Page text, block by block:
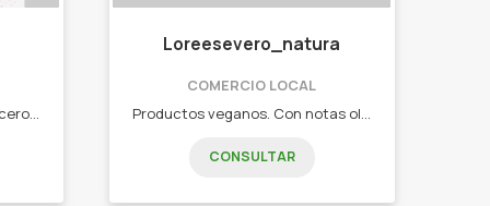
Emprendimiento familiar de Acero, Bijou y macramé ❣️ Anillos - pulseras - Aros - Abridores - Dijes.
Loreesevero_natura
COMERCIO LOCAL
Productos veganos. Con notas olfativas que perduran a través de las horas. Natura ♡ - Perfumes. - Colonias. - Maquillaje. - Hidratantes. - Jabones y demás.
CONSULTAR